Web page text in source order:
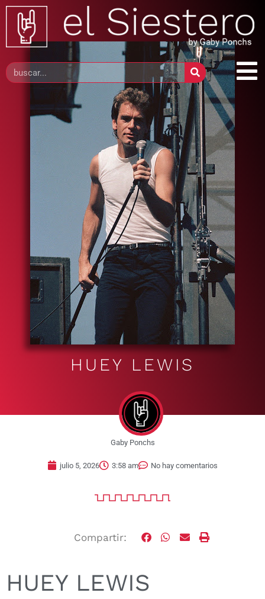
HUEY LEWIS
Gaby Ponchs
julio 5, 2026 3:58 am No hay comentarios
Compartir:
HUEY LEWIS